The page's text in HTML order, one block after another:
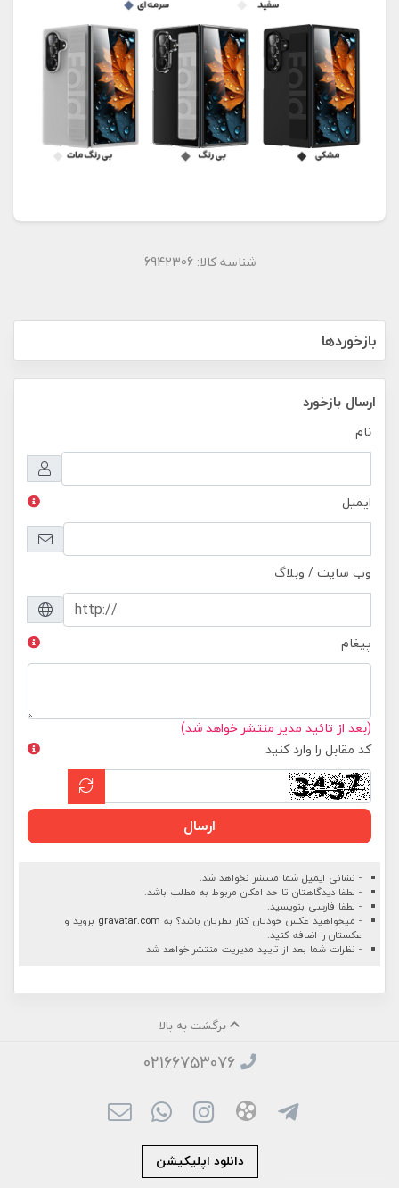
شناسه کالا:6942306
بازخوردها
ارسال بازخورد
نام
ایمیل
وب سایت / وبلاگ
پیغام
(بعد از تائید مدیر منتشر خواهد شد)
کد مقابل را وارد کنید
ارسال
- نشانی ایمیل شما منتشر نخواهد شد.
- لطفا دیدگاهتان تا حد امکان مربوط به مطلب باشد.
- لطفا فارسی بنویسید.
- میخواهید عکس خودتان کنار نظرتان باشد؟ به gravatar.com بروید و
عکستان را اضافه کنید.
- نظرات شما بعد از تایید مدیریت منتشر خواهد شد
برگشت به بالا
02166753076
دانلود اپلیکیشن